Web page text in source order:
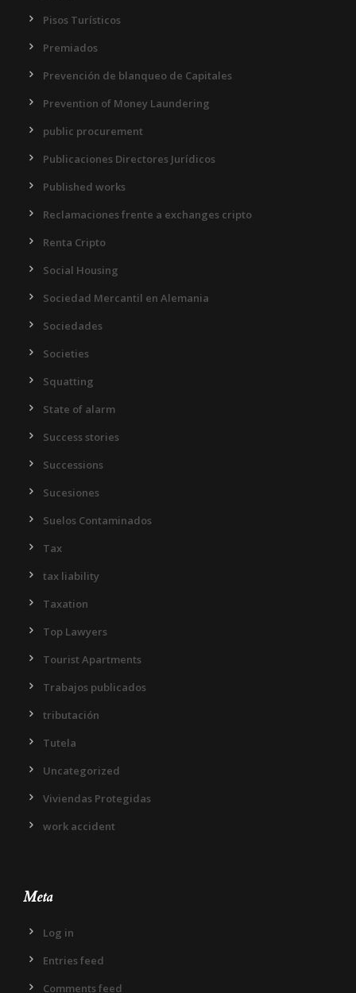
Pisos Turísticos
Premiados
Prevención de blanqueo de Capitales
Prevention of Money Laundering
public procurement
Publicaciones Directores Jurídicos
Published works
Reclamaciones frente a exchanges cripto
Renta Cripto
Social Housing
Sociedad Mercantil en Alemania
Sociedades
Societies
Squatting
State of alarm
Success stories
Successions
Sucesiones
Suelos Contaminados
Tax
tax liability
Taxation
Top Lawyers
Tourist Apartments
Trabajos publicados
tributación
Tutela
Uncategorized
Viviendas Protegidas
work accident
Meta
Log in
Entries feed
Comments feed